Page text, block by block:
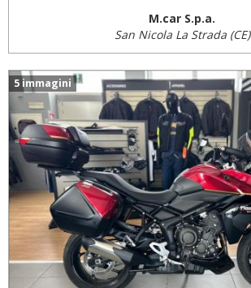
M.car S.p.a.
San Nicola La Strada (CE)
5 immagini